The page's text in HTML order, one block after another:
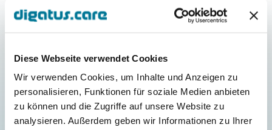
Diese Webseite verwendet Cookies
Wir verwenden Cookies, um Inhalte und Anzeigen zu
personalisieren, Funktionen für soziale Medien anbieten
zu können und die Zugriffe auf unsere Website zu
analysieren. Außerdem geben wir Informationen zu Ihrer
Unsere Vorgehen
gezielte Maßnahmen